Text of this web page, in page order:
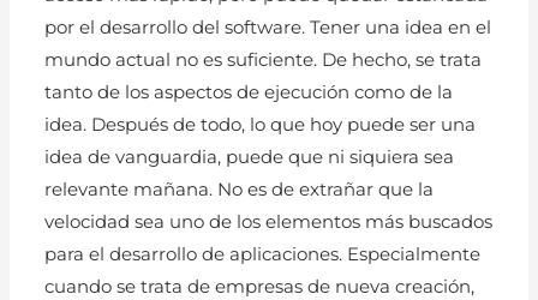
por el desarrollo del software. Tener una idea en el
mundo actual no es suficiente. De hecho, se trata
tanto de los aspectos de ejecución como de la
idea. Después de todo, lo que hoy puede ser una
idea de vanguardia, puede que ni siquiera sea
relevante mañana. No es de extrañar que la
velocidad sea uno de los elementos más buscados
para el desarrollo de aplicaciones. Especialmente
cuando se trata de empresas de nueva creación,